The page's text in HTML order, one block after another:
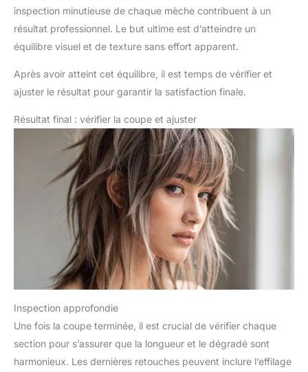
inspection minutieuse de chaque mèche contribuent à un
résultat professionnel. Le but ultime est d’atteindre un
équilibre visuel et de texture sans effort apparent.
Après avoir atteint cet équilibre, il est temps de vérifier et
ajuster le résultat pour garantir la satisfaction finale.
Résultat final : vérifier la coupe et ajuster
Inspection approfondie
Une fois la coupe terminée, il est crucial de vérifier chaque
section pour s’assurer que la longueur et le dégradé sont
harmonieux. Les dernières retouches peuvent inclure l’effilage